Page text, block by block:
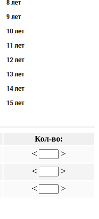
Кол-во:
< >
< >
< >